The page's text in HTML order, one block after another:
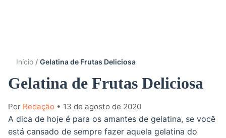
Início Gelatina de Frutas Deliciosa
Gelatina de Frutas Deliciosa
Por Redação • 13 de agosto de 2020
A dica de hoje é para os amantes de gelatina, se você
está cansado de sempre fazer aquela gelatina do